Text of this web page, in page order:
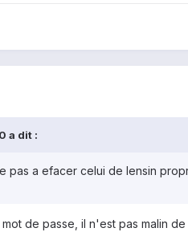
a dit :
pas a efacer celui de lensin
de passe, il n'est pas malin